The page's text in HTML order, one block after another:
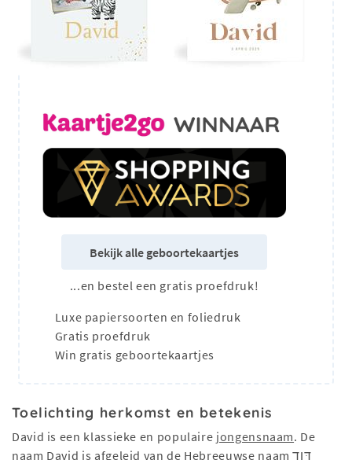
Bekijk alle geboortekaartjes
...en bestel een gratis proefdruk!
Luxe papiersoorten en foliedruk
Gratis proefdruk
Win gratis geboortekaartjes
Toelichting herkomst en betekenis
David is een klassieke en populaire jongensnaam. De
naam David is afgeleid van de Hebreeuwse naam דָּוִד